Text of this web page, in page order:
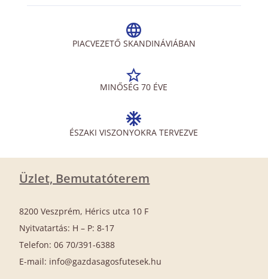
PIACVEZETŐ SKANDINÁVIÁBAN
MINŐSÉG 70 ÉVE
ÉSZAKI VISZONYOKRA TERVEZVE
Üzlet, Bemutatóterem
8200 Veszprém, Hérics utca 10 F
Nyitvatartás: H – P: 8-17
Telefon: 06 70/391-6388
E-mail: info@gazdasagosfutesek.hu